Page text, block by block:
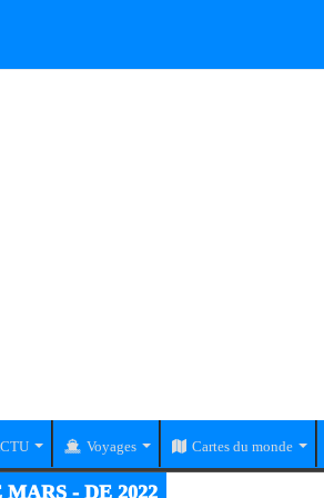
Voyages Cartes du monde
- DE 2022